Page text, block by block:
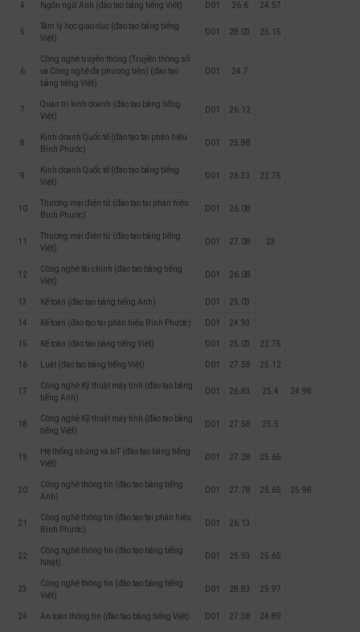
4 Ngôn ngữ Anh (đào tạo bằng tiếng Việt) D01 26.6 24.57
5
Tâm lý học giáo dục (đào tạo bằng tiếng
Việt)
D01 28.03 25.15
6
Công nghệ truyền thông (Truyền thông số
và Công nghệ đa phương tiện) (đào tạo
bằng tiếng Việt)
D01 24.7
7
Quản trị kinh doanh (đào tạo bằng tiếng
Việt)
D01 26.12
8
Kinh doanh Quốc tế (đào tạo tại phân hiệu
Bình Phước)
D01 25.88
9
Kinh doanh Quốc tế (đào tạo bằng tiếng
Việt)
D01 26.33 22.75
10
Thương mại điện tử (đào tạo tại phân hiệu
Bình Phước)
D01 26.08
11
Thương mại điện tử (đào tạo bằng tiếng
Việt)
D01 27.08 23
12
Công nghệ tài chính (đào tạo bằng tiếng
Việt)
D01 26.08
13 Kế toán (đào tạo bằng tiếng Anh) D01 25.03
14 Kế toán (đào tạo tại phân hiệu Bình Phước) D01 24.93
15 Kế toán (đào tạo bằng tiếng Việt) D01 25.03 22.75
16 Luật (đào tạo bằng tiếng Việt) D01 27.58 25.12
17
Công nghệ Kỹ thuật máy tính (đào tạo bằng
tiếng Anh)
D01 26.83 25.4 24.98
18
Công nghệ Kỹ thuật máy tính (đào tạo bằng
tiếng Việt)
D01 27.58 25.5
19
Hệ thống nhúng và IoT (đào tạo bằng tiếng
Việt)
D01 27.28 25.65
20
Công nghệ thông tin (đào tạo bằng tiếng
Anh)
D01 27.78 25.65 25.98
21
Công nghệ thông tin (đào tạo tại phân hiệu
Bình Phước)
D01 26.13
22
Công nghệ thông tin (đào tạo bằng tiếng
Nhật)
D01 25.93 25.65
23
Công nghệ thông tin (đào tạo bằng tiếng
Việt)
D01 28.83 25.97
24 An toàn thông tin (đào tạo bằng tiếng Việt) D01 27.38 24.89